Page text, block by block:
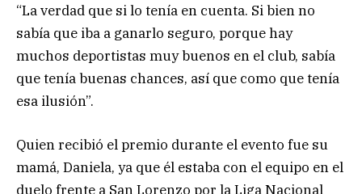
“La verdad que si lo tenía en cuenta. Si bien no
sabía que iba a ganarlo seguro, porque hay
muchos deportistas muy buenos en el club, sabía
que tenía buenas chances, así que como que tenía
esa ilusión”.
Quien recibió el premio durante el evento fue su
mamá, Daniela, ya que él estaba con el equipo en el
duelo frente a San Lorenzo por la Liga Nacional